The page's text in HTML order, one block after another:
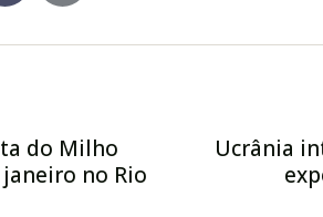
do Milho
no Rio
Ucrânia